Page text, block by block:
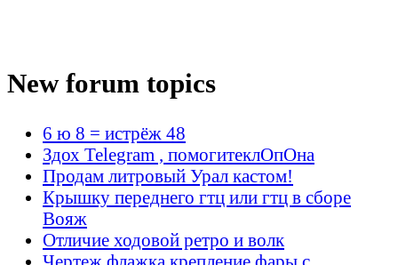
New forum topics
6 ю 8 = истрёж 48
Здох Telegram , помогитеклОпОна
Продам литровый Урал кастом!
Крышку переднего гтц или гтц в сборе
Вояж
Отличие ходовой ретро и волк